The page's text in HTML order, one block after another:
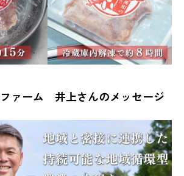
ァーム 井上さんのメッセージ